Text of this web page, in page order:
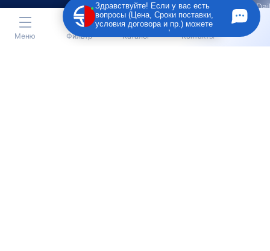
Subaru
Suzuki
Меню Фильтр Каталог Контакты
Здравствуйте! Если у вас есть
вопросы (Цена, Сроки поставки,
условия договора и пр.) можете
задать их мне в чат!